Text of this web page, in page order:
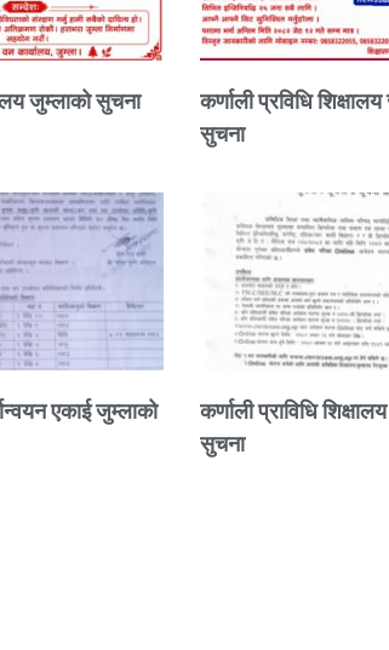
जुम्लाको सुचना
कर्णाली प्रविधि
सुचना
एकाई जुम्लाको
कर्णाली प्राविधि
सुचना